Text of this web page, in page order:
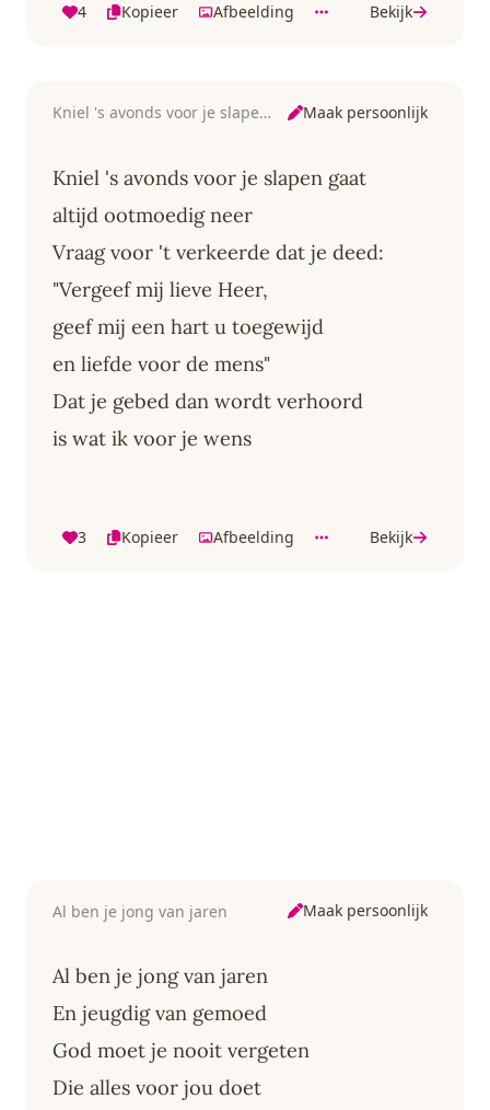
4 Kopieer Afbeelding Bekijk
Kniel 's avonds voor je slapen gaat Maak persoonlijk
Kniel 's avonds voor je slapen gaat
altijd ootmoedig neer
Vraag voor 't verkeerde dat je deed:
"Vergeef mij lieve Heer,
geef mij een hart u toegewijd
en liefde voor de mens"
Dat je gebed dan wordt verhoord
is wat ik voor je wens
3 Kopieer Afbeelding Bekijk
Al ben je jong van jaren Maak persoonlijk
Al ben je jong van jaren
En jeugdig van gemoed
God moet je nooit vergeten
Die alles voor jou doet